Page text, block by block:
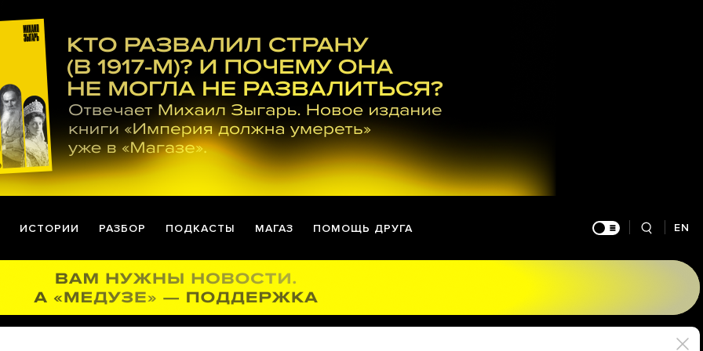
ИСТОРИИ РАЗБОР ПОДКАСТЫ МАГАЗ ПОМОЩЬ ДРУГА EN